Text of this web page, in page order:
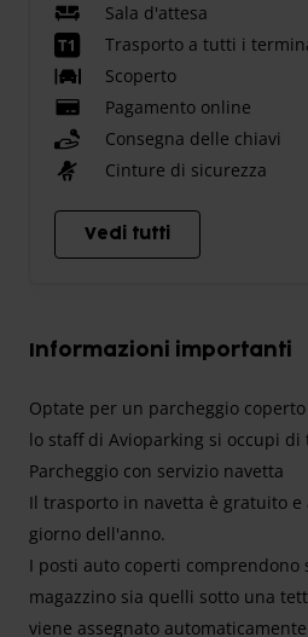
Sala d'attesa
Trasporto a tutti i
Scoperto
Pagamento online
Consegna delle chiavi
Cinture di sicurezza
Vedi tutti
Informazioni importanti
Optate per un parcheggio
lo staff di Avioparking si occupi
Parcheggio con servizio navetta
Il trasporto in navetta è gratuito e
giorno dell'anno.
I posti auto coperti comprendono
magazzino sia quelli sotto una
viene assegnato